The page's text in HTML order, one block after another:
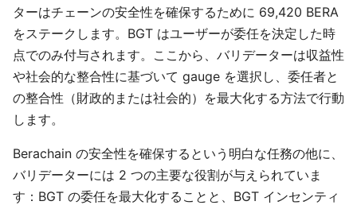
ターはチェーンの安全性を確保するために 69,420 BERA
をステークします。BGT はユーザーが委任を決定した時
点でのみ付与されます。ここから、バリデーターは収益性
や社会的な整合性に基づいて gauge を選択し、委任者と
の整合性（財政的または社会的）を最大化する方法で行動
します。
Berachain の安全性を確保するという明白な任務の他に、
バリデーターには 2 つの主要な役割が与えられていま
す：BGT の委任を最大化することと、BGT インセンティ